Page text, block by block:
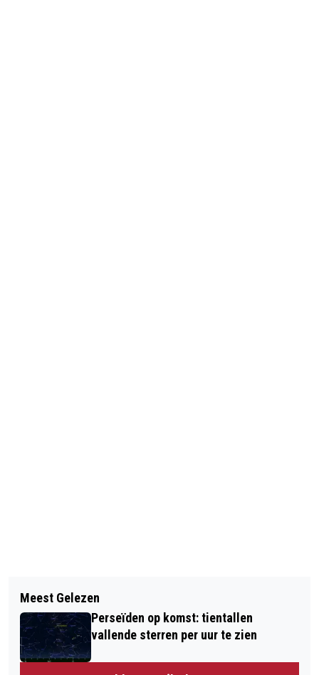
IDFA HEEFT NIEUWE ARTISTIEK
DIRECTEUR
Meest Gelezen
Perseïden op komst: tientallen
vallende sterren per uur te zien